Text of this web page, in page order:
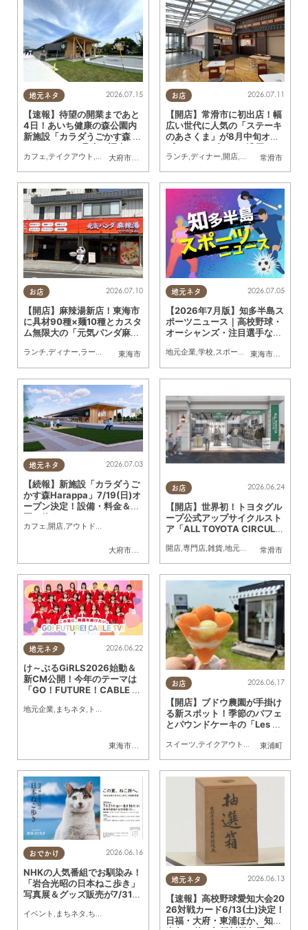
地元ネタ
大府市
,東浦町
2026.07.15
【速報】待望の開業まであと
4日！あいち健康の森公園内
新施設「カラダうごかす森 H
arappa」を一足先に調査
カフェ テイクアウト 開店,まちネタ 家族,ペット,トレンド,KURUTOHP
お店
常滑市
2026.07.11
【開店】常滑市に初出店！幅
広い世代に人気の「ステーキ
のあさくま」が8月中旬オー
プン｜サラダバーや濃厚コー
ンスープも
ランチ ディナー 開店, 地元企業,家族
お店
東海市
2026.07.10
【開店】麻辣湯新店！東海市
に具材90種×麺10種とカスタ
ム無限大の「元気パンダ麻辣
プン
ランチ,ディナー,ラーメン 開店,夫婦 カップル,おひとりさま,友人, トレンド
地元ネタ
東海市
,大府市
2026.07.05
【2026年7月版】知多半島ス
ポーツニュース｜高校野球・
オーシャンズ・注目選手など
地元企業,学校,スポーツ 家族,おひとりさ
地元ネタ
大府市
, 東浦町
2026.07.03
【続報】新施設「カラダうご
かす森Harappa」7/19(日)オ
ープン決定！設備・料金＆公
園で使えるレンタルアイテム
も登場
カフェ 開店 アウトドア 家族,友人,ペット,トレンド,KURUTOHP
お店
常滑市
2026.06.24
【開店】世界初！トヨタグル
ープ公式アップサイクルスト
ア「ALL TOYOTA CIRCULA
(水)オープン
開店,専門店,雑貨,地元企業 家族,おひとり
地元ネタ
東海市
,大府市 知多市 ,東浦町,阿久比町 ,半田市,常滑市
2026.06.22
け～ぶるGiRLS2026始動＆
新CM公開！今年のテーマは
「GO！FUTURE！CABLE T
地元企業, まちネタ , トレンド
お店
東浦町
2026.06.17
【開店】ブドウ農園が手掛け
る新スポット！季節のパフェ
とパウンドケーキの「Les Gâ
teaux Sucrésすぎはら」が
東浦町に4/26(土)オープン
スイーツ,テイクアウト ,開店,専門店
おでかけ 2026.06.16
NHKの人気番組でお馴染み！
「岩合光昭の日本ねこ歩き」
写真展＆グッズ販売が7/31
館で開催／ちたまる広告
イベント , まちネタ ,ちたまる広告 トレンド
地元ネタ 2026.06.13
【速報】高校野球愛知大会20
26対戦カード6/13(土)決定！
日福・大府・東浦ほか、知多